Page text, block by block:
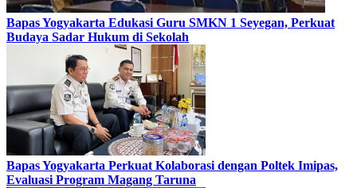
Bapas Yogyakarta Edukasi Guru SMKN 1 Seyegan, Perkuat
Budaya Sadar Hukum di Sekolah
Bapas Yogyakarta Perkuat Kolaborasi dengan Poltek Imipas,
Evaluasi Program Magang Taruna